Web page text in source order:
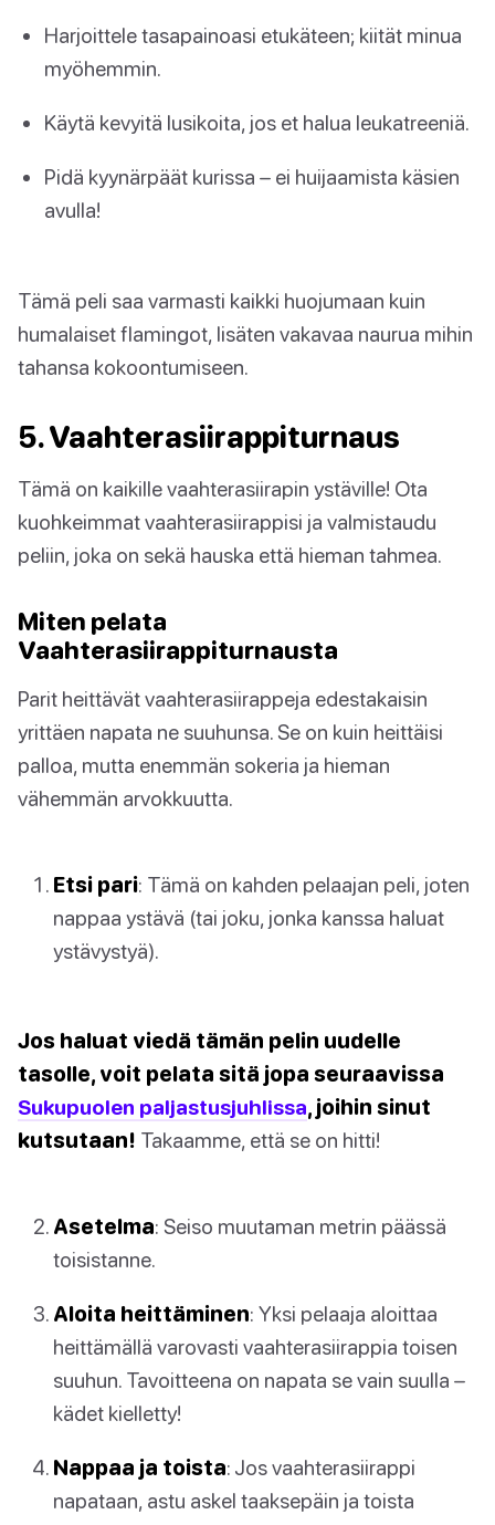
Harjoittele tasapainoasi etukäteen; kiität minua
myöhemmin.
Käytä kevyitä lusikoita, jos et halua leukatreeniä.
Pidä kyynärpäät kurissa – ei huijaamista käsien
avulla!
Tämä peli saa varmasti kaikki huojumaan kuin
humalaiset flamingot, lisäten vakavaa naurua mihin
tahansa kokoontumiseen.
5. Vaahterasiirappiturnaus
Tämä on kaikille vaahterasiirapin ystäville! Ota
kuohkeimmat vaahterasiirappisi ja valmistaudu
peliin, joka on sekä hauska että hieman tahmea.
Miten pelata
Vaahterasiirappiturnausta
Parit heittävät vaahterasiirappeja edestakaisin
yrittäen napata ne suuhunsa. Se on kuin heittäisi
palloa, mutta enemmän sokeria ja hieman
vähemmän arvokkuutta.
Etsi pari: Tämä on kahden pelaajan peli, joten
nappaa ystävä (tai joku, jonka kanssa haluat
ystävystyä).
Jos haluat viedä tämän pelin uudelle
tasolle, voit pelata sitä jopa seuraavissa
Sukupuolen paljastusjuhlissa, joihin sinut
kutsutaan! Takaamme, että se on hitti!
Asetelma: Seiso muutaman metrin päässä
toisistanne.
Aloita heittäminen: Yksi pelaaja aloittaa
heittämällä varovasti vaahterasiirappia toisen
suuhun. Tavoitteena on napata se vain suulla –
kädet kielletty!
Nappaa ja toista: Jos vaahterasiirappi
napataan, astu askel taaksepäin ja toista